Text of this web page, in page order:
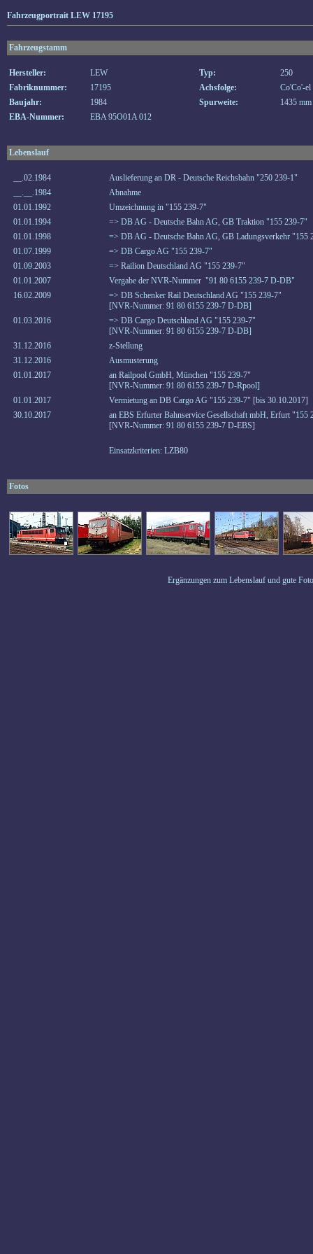
Fahrzeugportrait LEW 17195
Fahrzeugstamm
Hersteller: LEW Typ:
250
Fabriknummer:
17195 Achsfolge:
Co'Co'-el
Baujahr:
1984 Spurweite:
1435 mm
EBA-Nummer:
EBA 95O01A 012
Lebenslauf
__.02.1984
Auslieferung an DR - Deutsche Reichsbahn "250 239-1"
__.__.1984
Abnahme
01.01.1992
Umzeichnung in "155 239-7"
01.01.1994
=> DB AG - Deutsche Bahn AG, GB Traktion "155 239-7"
01.01.1998
=> DB AG - Deutsche Bahn AG, GB Ladungsverkehr "155
01.07.1999
=> DB Cargo AG "155 239-7"
01.09.2003
=> Railion Deutschland AG "155 239-7"
01.01.2007
Vergabe der NVR-Nummer "91 80 6155 239-7 D-DB"
16.02.2009
=> DB Schenker Rail Deutschland AG "155 239-7"
[NVR-Nummer: 91 80 6155 239-7 D-DB]
01.03.2016
=> DB Cargo Deutschland AG "155 239-7"
[NVR-Nummer: 91 80 6155 239-7 D-DB]
31.12.2016
z-Stellung
31.12.2016
Ausmusterung
01.01.2017
an Railpool GmbH, München "155 239-7"
[NVR-Nummer: 91 80 6155 239-7 D-Rpool]
01.01.2017
Vermietung an DB Cargo AG "155 239-7" [bis 30.10.2017]
30.10.2017
an EBS Erfurter Bahnservice Gesellschaft mbH, Erfurt "155
[NVR-Nummer: 91 80 6155 239-7 D-EBS]
Einsatzkriterien: LZB80
Fotos
Ergänzungen zum Lebenslauf und gute